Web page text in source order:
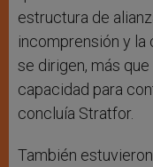
estructura de
incomprensión y la
se dirigen, más
capacidad para
concluía Stratfor.
También